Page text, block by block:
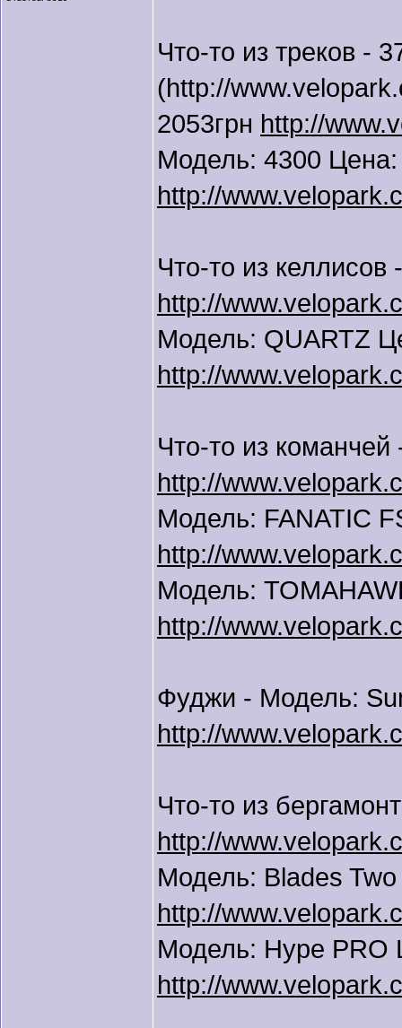
Что-то из треков -
(http://
2053грн http://
Модель: 4300 Цена:
http://
Что-то из
http://
Модель: QUARTZ
http://
Что-то из
http://
Модель: FANATIC
http://
Модель:
http://
Фуджи - Модель:
http://
Что-то из
http://
Модель: Blades
http://
Модель: Hype PRO
http://